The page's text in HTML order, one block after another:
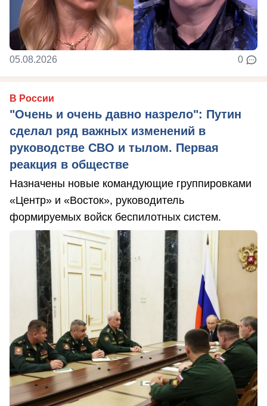
05.08.2026 0
В России
"Очень и очень давно назрело": Путин
сделал ряд важных изменений в
руководстве СВО и тылом. Первая
реакция в обществе
Назначены новые командующие группировками
«Центр» и «Восток», руководитель
формируемых войск беспилотных систем.